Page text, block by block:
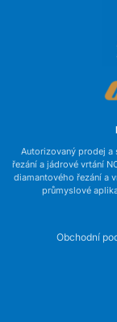
Autorizovaný prodej a
řezání a jádrové vrtání
diamantového řezání a
průmyslové
Obchodní